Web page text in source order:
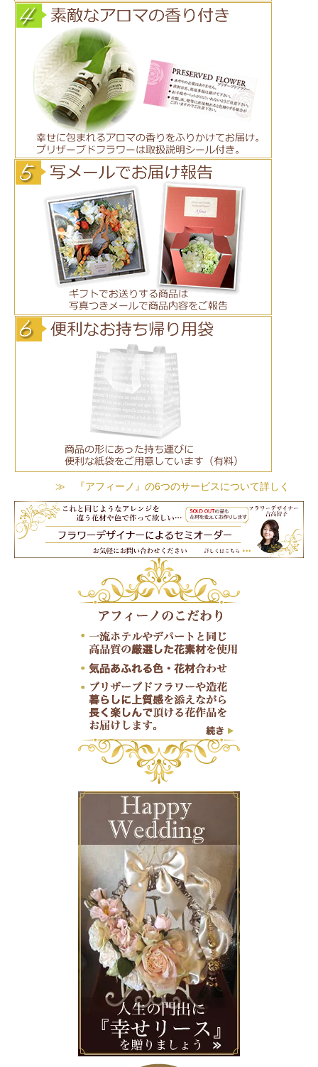
≫ 『アフィーノ』の6つのサービスについて詳しく